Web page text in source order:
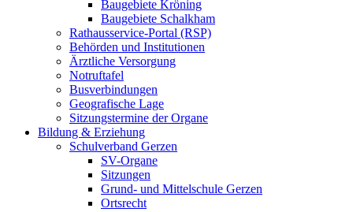
Baugebiete Kröning
Baugebiete Schalkham
Rathausservice-Portal (RSP)
Behörden und Institutionen
Ärztliche Versorgung
Notruftafel
Busverbindungen
Geografische Lage
Sitzungstermine der Organe
Bildung & Erziehung
Schulverband Gerzen
SV-Organe
Sitzungen
Grund- und Mittelschule Gerzen
Ortsrecht